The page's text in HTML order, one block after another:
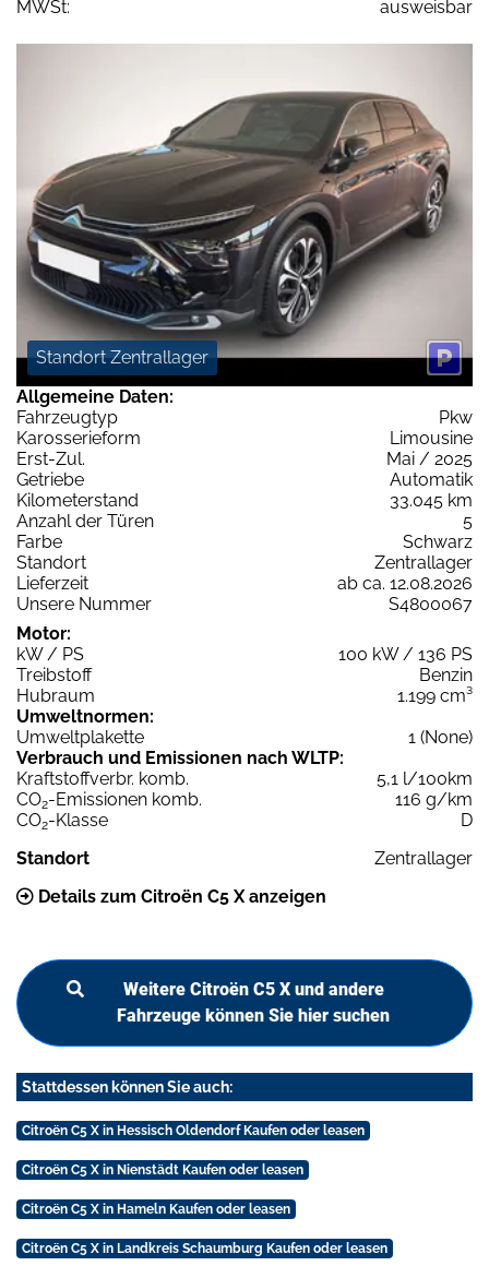
MWSt: ausweisbar
Standort Zentrallager
Allgemeine Daten:
Fahrzeugtyp
Pkw
Karosserieform
Limousine
Erst-Zul.
Mai / 2025
Getriebe
Automatik
Kilometerstand
33.045 km
Anzahl der Türen
5
Farbe
Schwarz
Standort
Zentrallager
Lieferzeit
ab ca. 12.08.2026
Unsere Nummer
S4800067
Motor:
kW / PS
100 kW / 136 PS
Treibstoff
Benzin
Hubraum
1.199 cm³
Umweltnormen:
Umweltplakette
1 (None)
Verbrauch und Emissionen nach WLTP:
Kraftstoffverbr. komb.
5,1 l/100km
CO2-Emissionen komb.
116 g/km
CO2-Klasse
D
Standort
Zentrallager
Details zum Citroën C5 X anzeigen
Weitere Citroën C5 X und andere
Fahrzeuge können Sie hier suchen
Stattdessen können Sie auch:
Citroën C5 X in Hessisch Oldendorf Kaufen oder leasen
Citroën C5 X in Nienstädt Kaufen oder leasen
Citroën C5 X in Hameln Kaufen oder leasen
Citroën C5 X in Landkreis Schaumburg Kaufen oder leasen